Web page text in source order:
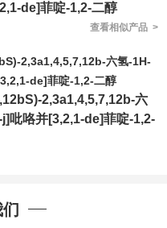
de]菲啶-1,2-二醇
查看相似产品 >
2,3a1,4,5,7,12b-六氢-1H-
de]菲啶-1,2-二醇
2,3a1,4,5,7,12b-六
吡咯并[3,2,1-de]菲啶-1,2-
2,3a1,4,5,7,12b-
2,3a1,4,5,7,12b-